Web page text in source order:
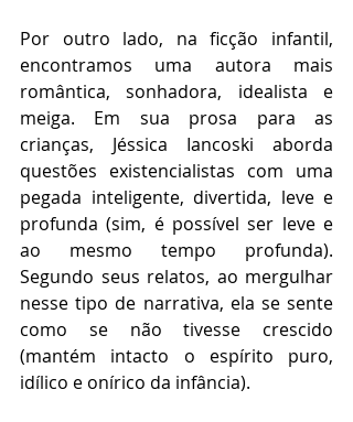
Por outro lado, na ficção infantil,
encontramos uma autora mais
romântica, sonhadora, idealista e
meiga. Em sua prosa para as
crianças, Jéssica Iancoski aborda
questões existencialistas com uma
pegada inteligente, divertida, leve e
profunda (sim, é possível ser leve e
ao mesmo tempo profunda).
Segundo seus relatos, ao mergulhar
nesse tipo de narrativa, ela se sente
como se não tivesse crescido
(mantém intacto o espírito puro,
idílico e onírico da infância).